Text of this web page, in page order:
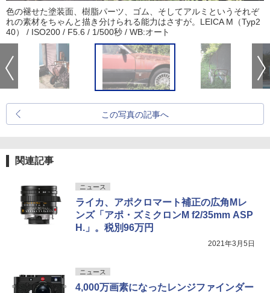
色の褪せた塗装面、樹脂パーツ、ゴム、そしてアルミというそれぞ
れの素材をちゃんと描き分けられる能力はさすが。LEICA M（Typ2
40） / ISO200 / F5.6 / 1/500秒 / WB:オート
この写真の記事へ
関連記事
ニュース
ライカ、アポクロマート補正の広角Mレ
ンズ「アポ・ズミクロンM f2/35mm ASP
H.」。税別96万円
2021年3月5日
ニュース
4,000万画素になったレンジファインダー